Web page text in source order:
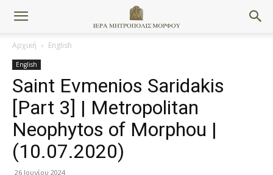
Αρχική English
English
Saint Evmenios Saridakis
[Part 3] | Metropolitan
Neophytos of Morphou |
(10.07.2020)
26 Ιουνίου 2024